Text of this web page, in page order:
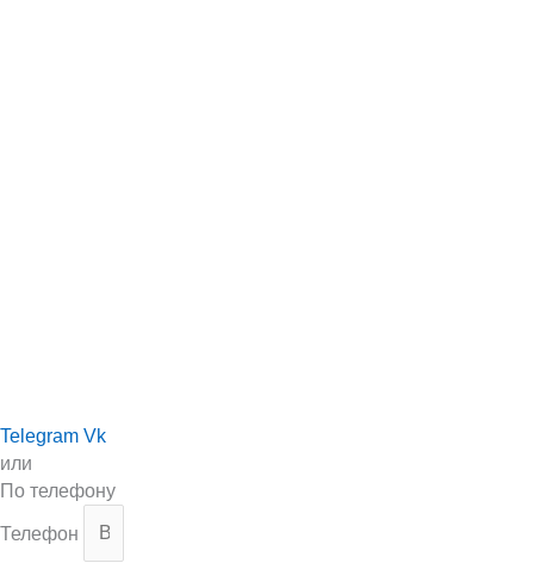
Telegram Vk
или
По телефону
Телефон